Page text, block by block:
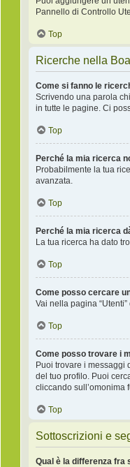
Pannello di Controllo
Top
Ricerche nella
Come si fanno le
Scrivendo una parola
in tutte le pagine. Ci
Top
Perché la mia ricerca
Probabilmente la tua
avanzata.
Top
Perché la mia ricerca
La tua ricerca ha dato
Top
Come posso cercare
Vai nella pagina
Top
Come posso trovare i
Puoi trovare i messaggi
del tuo profilo. Puoi
cliccando sull’omonima
Top
Sottoscrizioni e
Qual è la differenza fra